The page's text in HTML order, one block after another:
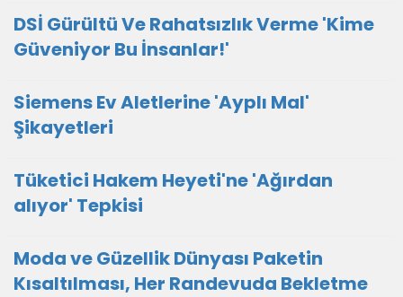
DSİ Gürültü Ve Rahatsızlık Verme 'Kime
Güveniyor Bu İnsanlar!'
Siemens Ev Aletlerine 'Ayplı Mal'
Şikayetleri
Tüketici Hakem Heyeti'ne 'Ağırdan
alıyor' Tepkisi
Moda ve Güzellik Dünyası Paketin
Kısaltılması, Her Randevuda Bekletme